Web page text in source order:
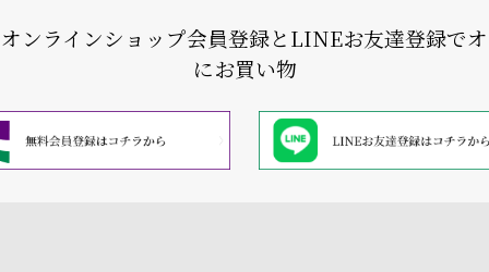
ンラインショップ会員登録とLINEお友達登録で
にお買い物